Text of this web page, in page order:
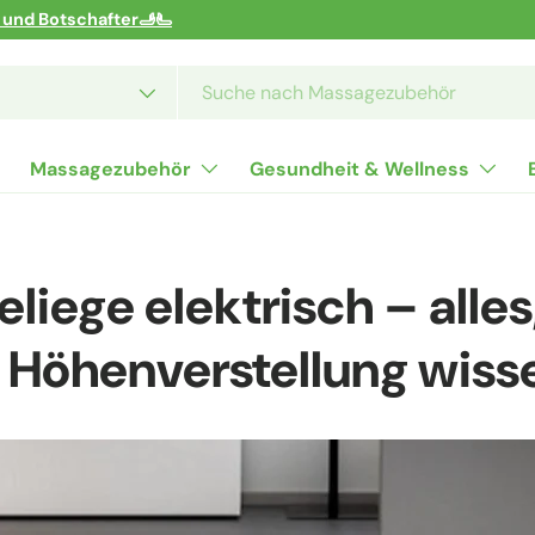
Botschafter🫸🫷
Massagezubehör Gesundheit & Wellness
elektrisch –